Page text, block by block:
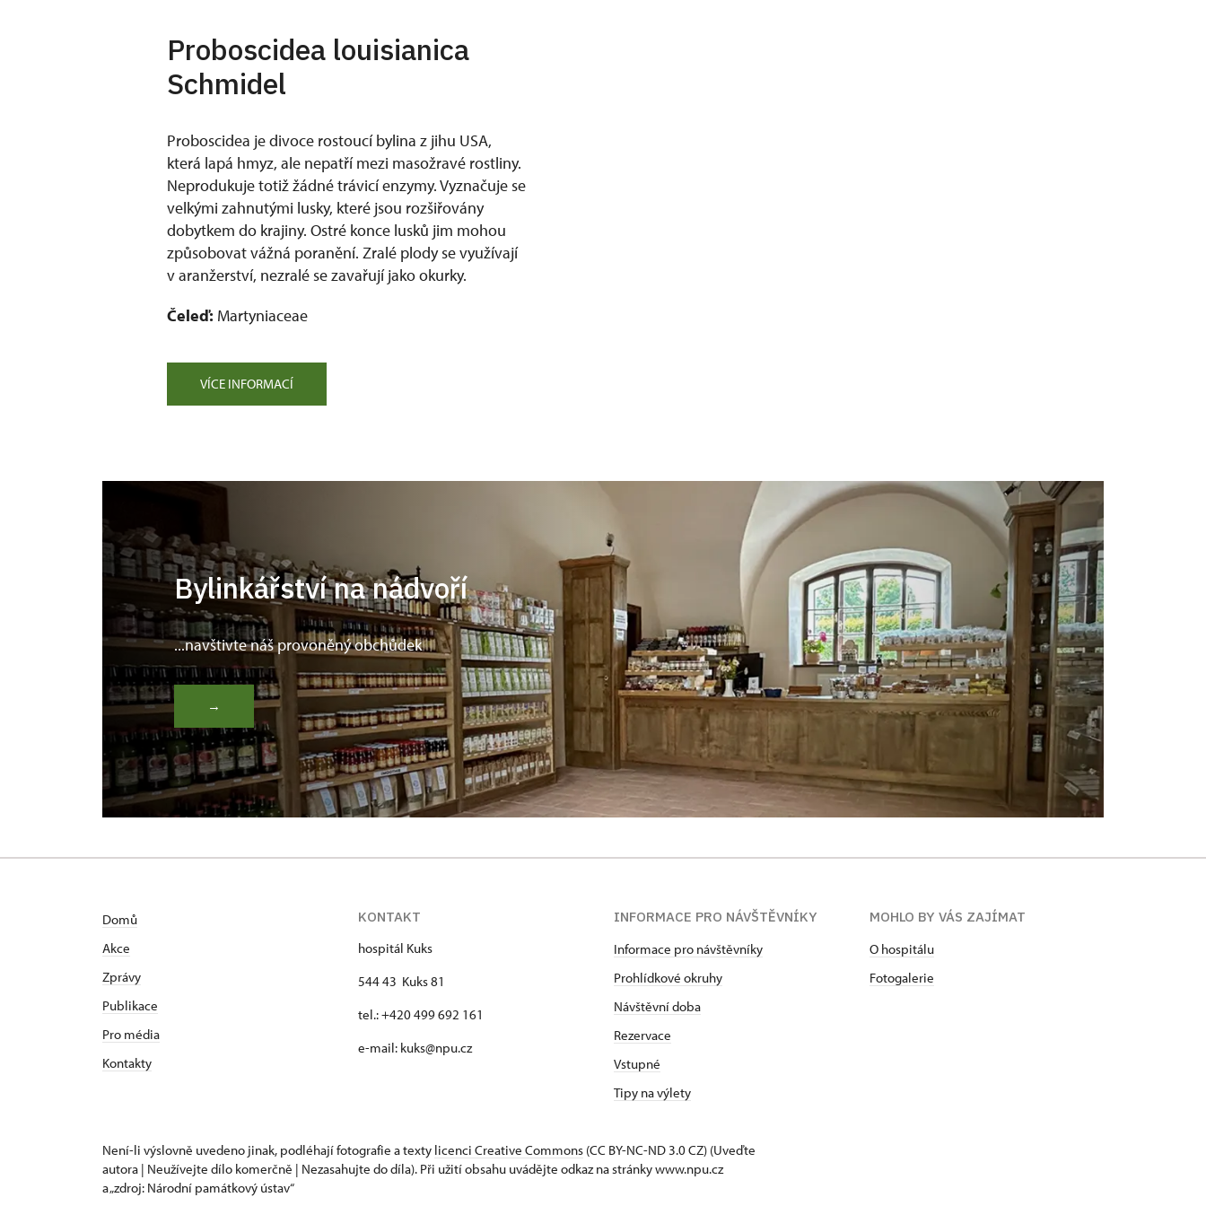
Proboscidea louisianica
Schmidel
Proboscidea je divoce rostoucí bylina z jihu USA,
která lapá hmyz, ale nepatří mezi masožravé rostliny.
Neprodukuje totiž žádné trávicí enzymy. Vyznačuje se
velkými zahnutými lusky, které jsou rozšiřovány
dobytkem do krajiny. Ostré konce lusků jim mohou
způsobovat vážná poranění. Zralé plody se využívají
v aranžerství, nezralé se zavařují jako okurky.
Čeleď: Martyniaceae
VÍCE INFORMACÍ
Bylinkářství na nádvoří
...navštivte náš provoněný obchůdek
→
Domů
Akce
Zprávy
Publikace
Pro média
Kontakty
KONTAKT
hospitál Kuks
544 43 Kuks 81
tel.: +420 499 692 161
e-mail: kuks@npu.cz
INFORMACE PRO NÁVŠTĚVNÍKY
Informace pro návštěvníky
Prohlídkové okruhy
Návštěvní doba
Rezervace
Vstupné
Tipy na výlety
MOHLO BY VÁS ZAJÍMAT
O hospitálu
Fotogalerie
Není-li výslovně uvedeno jinak, podléhají fotografie a texty licenci Creative Commons (CC BY-NC-ND 3.0 CZ) (Uveďte
autora | Neužívejte dílo komerčně | Nezasahujte do díla). Při užití obsahu uvádějte odkaz na stránky www.npu.cz
a „zdroj: Národní památkový ústav“